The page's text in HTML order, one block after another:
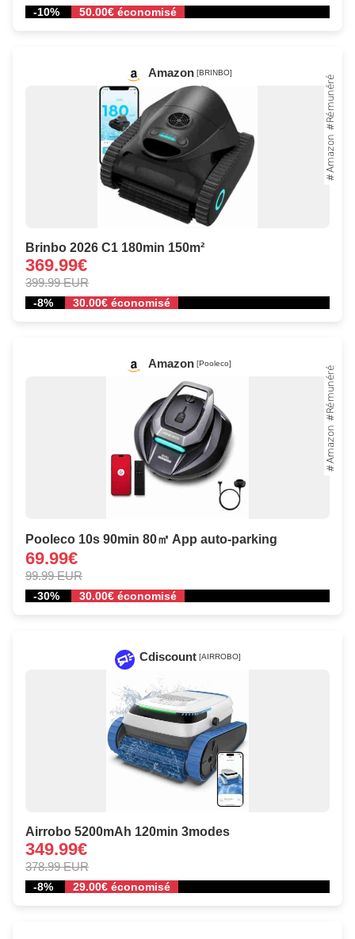
-10% 50.00€ économisé
Amazon [BRINBO]
Brinbo 2026 C1 180min 150m²
369.99€
399.99 EUR
-8% 30.00€ économisé
Amazon [Pooleco]
Pooleco 10s 90min 80㎡ App auto-parking
69.99€
99.99 EUR
-30% 30.00€ économisé
Cdiscount [AIRROBO]
Airrobo 5200mAh 120min 3modes
349.99€
378.99 EUR
-8% 29.00€ économisé